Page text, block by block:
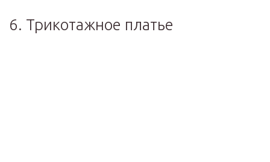
6. Трикотажное платье